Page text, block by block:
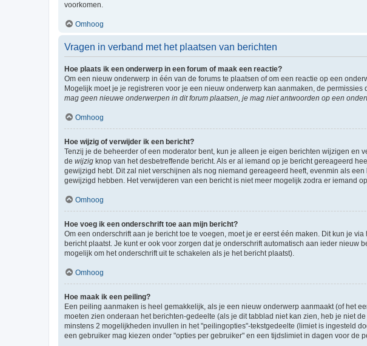
voorkomen.
Omhoog
Vragen in verband met het plaatsen van berichten
Hoe plaats ik een onderwerp in een forum of maak een reactie?
Om een nieuw onderwerp in één van de forums te plaatsen of om een reactie op een
Mogelijk moet je je registreren voor je een nieuw onderwerp kan aanmaken, de
mag geen nieuwe onderwerpen in dit forum plaatsen, je mag niet antwoorden op een
Omhoog
Hoe wijzig of verwijder ik een bericht?
Tenzij je de beheerder of een moderator bent, kun je alleen je eigen berichten wijzigen
de wijzig knop van het desbetreffende bericht. Als er al iemand op je bericht gereageerd
gewijzigd hebt. Dit zal niet verschijnen als nog niemand gereageerd heeft, evenmin als
gewijzigd hebben. Het verwijderen van een bericht is niet meer mogelijk zodra er iemand
Omhoog
Hoe voeg ik een onderschrift toe aan mijn bericht?
Om een onderschrift aan je bericht toe te voegen, moet je er eerst één maken. Dit kun je
bericht plaatst. Je kunt er ook voor zorgen dat je onderschrift automatisch aan ieder
mogelijk om het onderschrift uit te schakelen als je het bericht plaatst).
Omhoog
Hoe maak ik een peiling?
Een peiling aanmaken is heel gemakkelijk, als je een nieuw onderwerp aanmaakt (of het
moeten zien onderaan het berichten-gedeelte (als je dit tabblad niet kan zien, heb je niet
minstens 2 mogelijkheden invullen in het "peilingopties"-tekstgedeelte (limiet is ingesteld
een gebruiker mag kiezen onder "opties per gebruiker" en een tijdslimiet in dagen voor de